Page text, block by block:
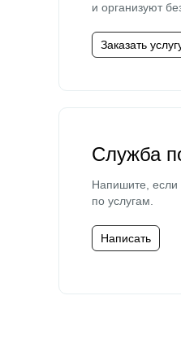
и организуют
Заказать
Служба
Напишите, если
по услугам.
Написать